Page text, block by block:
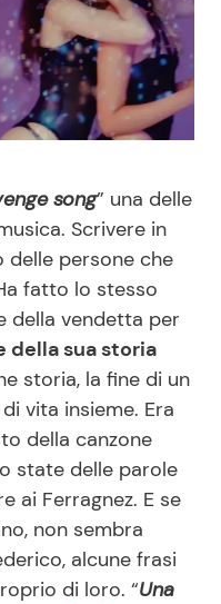
e Ricette
di Cucina
Ricette in TV
Piatti
Facili e Veloci
Ricette Feste
per Bambini
song” una delle
Scrivere in
delle persone che
fatto lo stesso
della vendetta per
della sua storia
storia, la fine di un
vita insieme. Era
della canzone
state delle parole
ai Ferragnez. E se
non sembra
alcune frasi
di loro. “Una